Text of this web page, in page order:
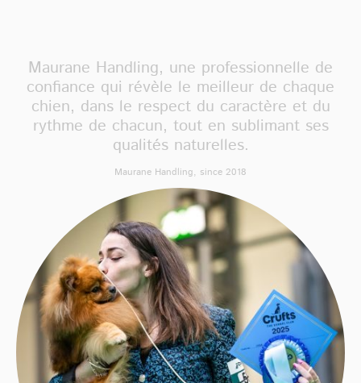
Maurane Handling, une professionnelle de
confiance qui révèle le meilleur de chaque
chien, dans le respect du caractère et du
rythme de chacun, tout en sublimant ses
qualités naturelles.
Maurane Handling, since 2018